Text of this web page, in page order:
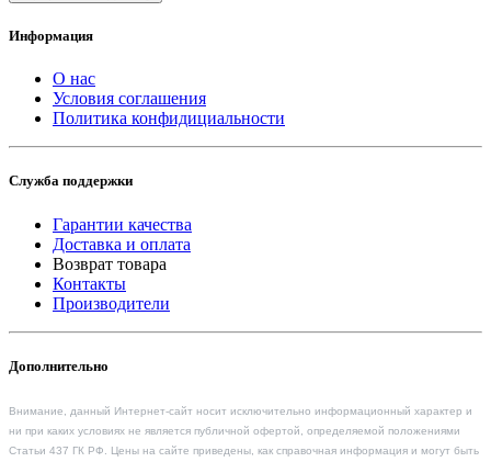
Информация
О нас
Условия соглашения
Политика конфидициальности
Служба поддержки
Гарантии качества
Доставка и оплата
Возврат товара
Контакты
Производители
Дополнительно
Внимание, данный Интернет-сайт носит исключительно информационный характер и
ни при каких условиях не является публичной офертой, определяемой положениями
Статьи 437 ГК РФ. Цены на сайте приведены, как справочная информация и могут быть